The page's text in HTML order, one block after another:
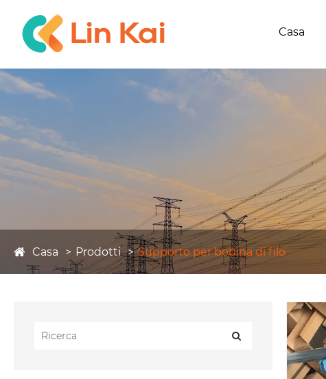
Casa
Casa Prodotti Supporto per bobina di filo